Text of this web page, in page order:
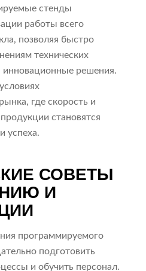
стенды
работы всего
позволяя быстро
технических
инновационные решения.
где скорость и
становятся
успеха.
СОВЕТЫ
И
программируемого
подготовить
и обучить персонал.